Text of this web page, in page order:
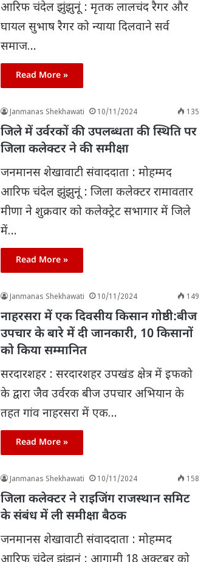
आरिफ चंदेल झुंझुनूं : मृतक लालचंद रैगर और
घायल सुभाष रैगर को न्याया दिलवाने सर्व
समाज…
Read More »
Janmanas Shekhawati 10/11/2024 135
जिले में उर्वरकों की उपलब्धता की स्थिति पर
जिला कलेक्टर ने की समीक्षा
जनमानस शेखावाटी संवाददाता : मोहम्मद
आरिफ चंदेल झुंझुनूं : जिला कलेक्टर रामावतार
मीणा ने शुक्रवार को कलेक्ट्रेट सभागार में जिले
में…
Read More »
Janmanas Shekhawati 10/11/2024 149
नाहरसरा में एक दिवसीय किसान गोष्ठी:बीज
उपचार के बारे में दी जानकारी, 10 किसानों
को किया सम्मानित
सरदारशहर : सरदारशहर उपखंड क्षेत्र में इफको
के द्वारा जैव उर्वरक बीज उपचार अभियान के
तहत गांव नाहरसरा में एक…
Read More »
Janmanas Shekhawati 10/11/2024 158
जिला कलेक्टर ने राइजिंग राजस्थान समिट
के संबंध में ली समीक्षा बैठक
जनमानस शेखावाटी संवाददाता : मोहम्मद